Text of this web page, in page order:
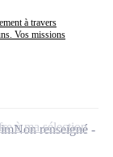
à travers
Vos missions
Non renseigné
à ma sélection